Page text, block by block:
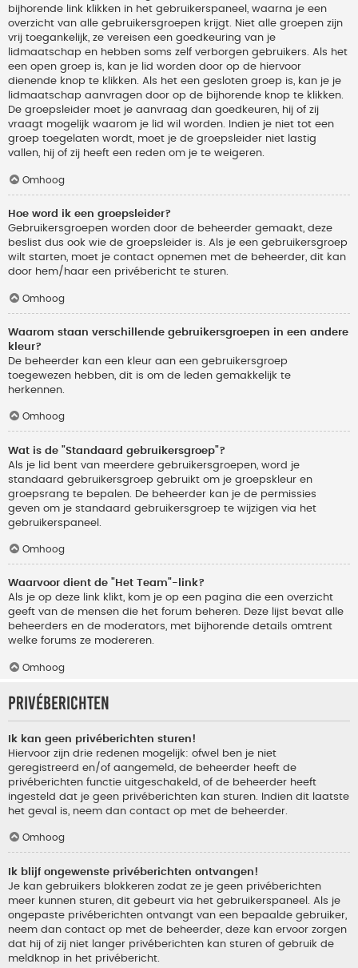
bijhorende link klikken in het gebruikerspaneel, waarna je een
overzicht van alle gebruikersgroepen krijgt. Niet alle groepen zijn
vrij toegankelijk, ze vereisen een goedkeuring van je
lidmaatschap en hebben soms zelf verborgen gebruikers. Als het
een open groep is, kan je lid worden door op de hiervoor
dienende knop te klikken. Als het een gesloten groep is, kan je je
lidmaatschap aanvragen door op de bijhorende knop te klikken.
De groepsleider moet je aanvraag dan goedkeuren, hij of zij
vraagt mogelijk waarom je lid wil worden. Indien je niet tot een
groep toegelaten wordt, moet je de groepsleider niet lastig
vallen, hij of zij heeft een reden om je te weigeren.
Omhoog
Hoe word ik een groepsleider?
Gebruikersgroepen worden door de beheerder gemaakt, deze
beslist dus ook wie de groepsleider is. Als je een gebruikersgroep
wilt starten, moet je contact opnemen met de beheerder, dit kan
door hem/haar een privébericht te sturen.
Omhoog
Waarom staan verschillende gebruikersgroepen in een andere
kleur?
De beheerder kan een kleur aan een gebruikersgroep
toegewezen hebben, dit is om de leden gemakkelijk te
herkennen.
Omhoog
Wat is de "Standaard gebruikersgroep"?
Als je lid bent van meerdere gebruikersgroepen, word je
standaard gebruikersgroep gebruikt om je groepskleur en
groepsrang te bepalen. De beheerder kan je de permissies
geven om je standaard gebruikersgroep te wijzigen via het
gebruikerspaneel.
Omhoog
Waarvoor dient de "Het Team"-link?
Als je op deze link klikt, kom je op een pagina die een overzicht
geeft van de mensen die het forum beheren. Deze lijst bevat alle
beheerders en de moderators, met bijhorende details omtrent
welke forums ze modereren.
Omhoog
Privéberichten
Ik kan geen privéberichten sturen!
Hiervoor zijn drie redenen mogelijk: ofwel ben je niet
geregistreerd en/of aangemeld, de beheerder heeft de
privéberichten functie uitgeschakeld, of de beheerder heeft
ingesteld dat je geen privéberichten kan sturen. Indien dit laatste
het geval is, neem dan contact op met de beheerder.
Omhoog
Ik blijf ongewenste privéberichten ontvangen!
Je kan gebruikers blokkeren zodat ze je geen privéberichten
meer kunnen sturen, dit gebeurt via het gebruikerspaneel. Als je
ongepaste privéberichten ontvangt van een bepaalde gebruiker,
neem dan contact op met de beheerder, deze kan ervoor zorgen
dat hij of zij niet langer privéberichten kan sturen of gebruik de
meldknop in het privébericht.